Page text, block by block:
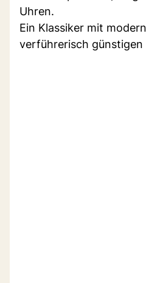
Uhren.
Ein Klassiker mit
verführerisch günstigen